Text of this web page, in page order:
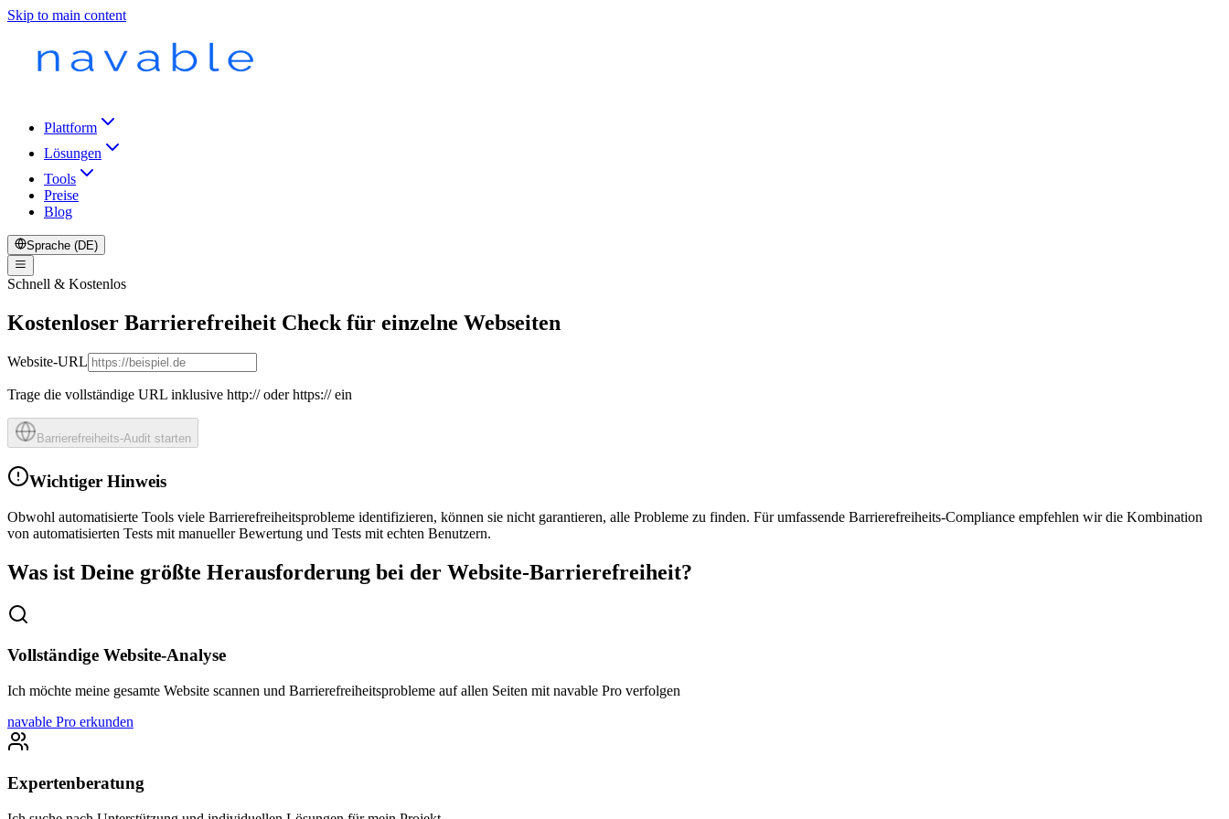
Skip to main content
Plattform
Lösungen
Tools
Preise
Blog
Sprache (DE)
Schnell & Kostenlos
Kostenloser Barrierefreiheit Check für einzelne Webseiten
Website-URL
Trage die vollständige URL inklusive http:// oder https:// ein
Barrierefreiheits-Audit starten
Wichtiger Hinweis
Obwohl automatisierte Tools viele Barrierefreiheitsprobleme identifizieren, können sie nicht garantieren, alle Probleme zu finden. Für umfassende Barrierefreiheits-Compliance empfehlen wir die Kombination
von automatisierten Tests mit manueller Bewertung und Tests mit echten Benutzern.
Was ist Deine größte Herausforderung bei der Website-Barrierefreiheit?
Vollständige Website-Analyse
Ich möchte meine gesamte Website scannen und Barrierefreiheitsprobleme auf allen Seiten mit navable Pro verfolgen
navable Pro erkunden
Expertenberatung